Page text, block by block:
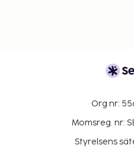
Org nr:
Momsreg. nr:
Styrelsens